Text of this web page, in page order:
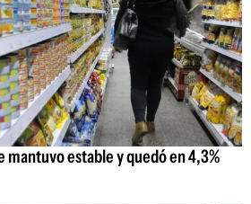
mantuvo estable y quedó en 4,3%